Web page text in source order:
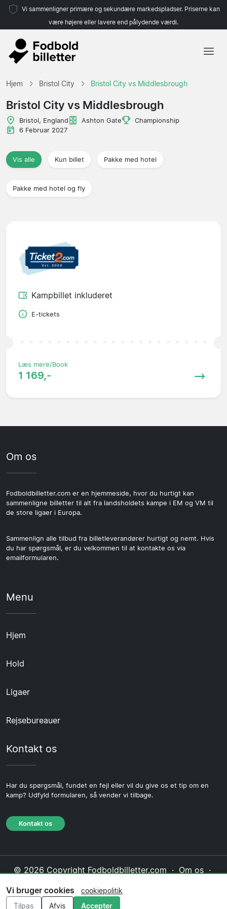
Vi sammenligner primære og sekundære markedspladser. Priserne kan
være højere eller lavere end pålydende værdi.
Hjem Bristol City Bristol City vs Middlesbrough
Bristol City vs Middlesbrough
Bristol, England Ashton Gate
Championship
6 Februar 2027
Vis alle Kun billet Pakke med hotel
Pakke med hotel og fly
Kampbillet inkluderet
E-tickets
Læs mere/Book
1 169,-
Om os
Fodboldbilletter.com er en hjemmeside, hvor du hurtigt kan
sammenligne billetter til alt fra landsholdets kampe i EM og VM til
de store ligaer i Europa.
Sammenlign alle tilbud fra billetleverandører hurtigt og nemt. Hvis
du har spørgsmål, er du velkommen til at kontakte os via
emailformularen.
Menu
Hjem
Hold
Ligaer
Rejsebureauer
Kontakt os
Har du spørgsmål, fundet en fejl eller vil du give os et tip om en
kamp? Udfyld formularen, så vender vi tilbage.
Kontakt os
© 2026 Copyright Fodboldbilletter.com · Om os ·
Redaktionel politik
Vi bruger cookies
cookiepolitik
Tilpas
Afvis Accepter